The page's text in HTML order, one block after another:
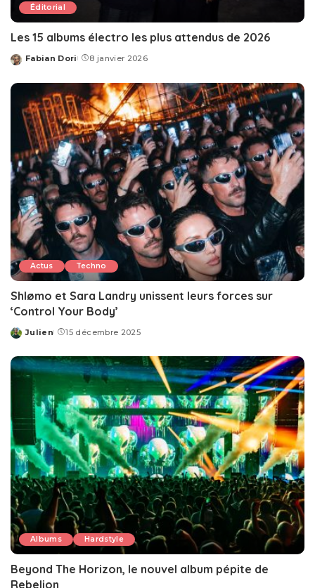
Éditorial
Les 15 albums électro les plus attendus de 2026
Posted
Fabian Dori 8 janvier 2026
Actus Techno
Shlømo et Sara Landry unissent leurs forces sur
‘Control Your Body’
Posted
Julien 15 décembre 2025
Albums Hardstyle
Beyond The Horizon, le nouvel album pépite de
Rebelion